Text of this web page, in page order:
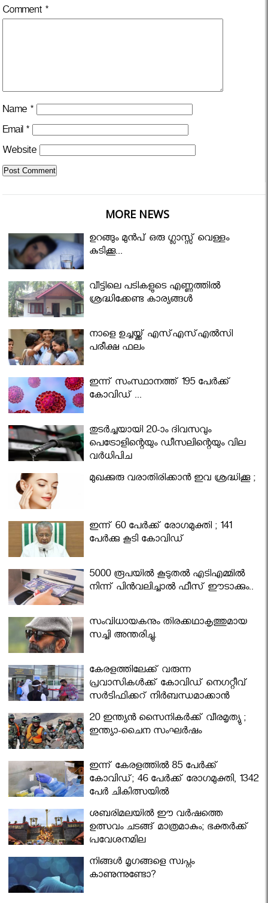
Comment *
Name *
Email *
Website
MORE NEWS
ഉറങ്ങും മുന്‍പ് ഒരു ഗ്ലാസ്സ് വെള്ളം
കുടിക്കൂ...
വീട്ടിലെ പടികളുടെ എണ്ണത്തിൽ
ശ്രദ്ധിക്കേണ്ട കാര്യങ്ങൾ
നാളെ ഉച്ചയ്ക്ക് എസ്എസ്എല്‍സി
പരീക്ഷ ഫലം
ഇന്ന് സംസ്ഥാനത്ത് 195 പേര്‍ക്ക്
കോവിഡ് ...
തുടർച്ചയായി 20-ാം ദിവസവും
പെട്രോളിന്റെയും ഡീസലിന്റെയും വില
വര്‍ധിപ്പിച്ചു
മുഖക്കുരു വരാതിരിക്കാന്‍ ഇവ ശ്രദ്ധിക്കൂ ;
ഇന്ന് 60 പേർക്ക് രോഗമുക്തി ; 141
പേര്‍ക്കു കൂടി കോവിഡ്
5000 രൂപയിൽ കൂടുതൽ എടിഎമ്മിൽ
നിന്ന് പിൻവലിച്ചാൽ ഫീസ് ഈടാക്കും..
സംവിധായകനും തിരക്കഥാകൃത്തുമായ
സച്ചി അന്തരിച്ചു.
കേരളത്തിലേക്ക് വരുന്ന
പ്രവാസികള്‍ക്ക് കോവിഡ് നെഗറ്റീവ്
സര്‍ട്ടിഫിക്കറ്റ് നിർബന്ധമാക്കാൻ
മന്ത്രിസഭ
20 ഇന്ത്യൻ സൈനികർക്ക് വീരമൃത്യു ;
ഇന്ത്യാ-ചൈന സംഘർഷം
ഇന്ന് കേരളത്തിൽ 85 പേർക്ക്
കോവിഡ്; 46 പേർക്ക് രോഗമുക്തി, 1342
പേർ ചികിത്സയിൽ
ശബരിമലയില്‍ ഈ വർഷത്തെ
ഉത്സവം ചടങ്ങ് മാത്രമാകും; ഭക്തർക്ക്
പ്രവേശനമില്ല
നിങ്ങള്‍ മൃഗങ്ങളെ സ്വപ്നം
കാണുന്നുണ്ടോ?